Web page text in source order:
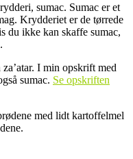
sumac. Sumac er et
Krydderiet er de tørrede
du ikke kan skaffe sumac,
I min opskrift med
sumac. Se opskriften
med lidt kartoffelmel